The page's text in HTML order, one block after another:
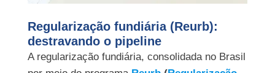
Regularização fundiária (Reurb):
destravando o pipeline
A regularização fundiária, consolidada no Brasil